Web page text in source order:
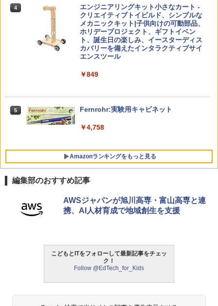
4
向山洋一の系譜、その先へ 授業の腕を磨
く法則: 教育技術が子供の可能性を伸ば
す
￥2,750
子どもが変わる魔法の言葉
Joyreal モンテッソーリ ビジーボード 知
育玩具 1 2 3歳誕生日プレゼント男の子
女の子 知育玩具 LED おもちゃ 指先知育
早期開発 (スタンダード・エディション)
￥2,959
5
「TAETOE 知育玩具」 磁石対戦ゲーム
磁気 テーブルゲーム こども プレゼント
戦！編
￥1,320
ット図鑑
4
エンジニアリングキット小さなカート -
クリエイティブトイビルド、シンプルな
メカニックキット|子供向けの可動部品、
ホリデープロジェクト、ギフトイベン
ト、誕生日の楽しみ、イースターディス
カバリーを備えたインタラクティブサイ
エンスツール
￥849
5 Fernrohr:実験用キャビネット
￥4,758
Amazonランキングをもっと見る
編集部のおすすめ記事
AWSジャパンが旭川高専・富山高専と連
携、AI人材育成で地域創生を支援
こどもとITをフォローして最新記事をチェッ
ク！
Follow @EdTech_for_Kids